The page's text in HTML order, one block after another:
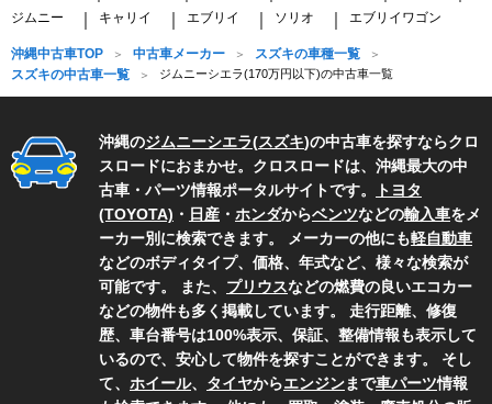
ジムニー キャリイ エブリイ ソリオ エブリイワゴン
沖縄中古車TOP 中古車メーカー
スズキの車種一覧
スズキの中古車一覧
ジムニーシエラ(170万円以下)の中古車一覧
沖縄のジムニーシエラ(スズキ)の中古車を探すならクロ
スロードにおまかせ。クロスロードは、沖縄最大の中
古車・パーツ情報ポータルサイトです。
トヨタ
(TOYOTA) ・ 日産 ・ ホンダからベンツなどの輸入車をメ
ーカー別に検索できます。 メーカーの他にも軽自動車
などのボディタイプ、価格、年式など、様々な検索が
可能です。 また、 プリウスなどの燃費の良いエコカー
などの物件も多く掲載しています。 走行距離、修復
歴、車台番号は100%表示、保証、整備情報も表示して
いるので、安心して物件を探すことができます。 そし
て、 ホイール、 タイヤからエンジンまで車パーツ情報